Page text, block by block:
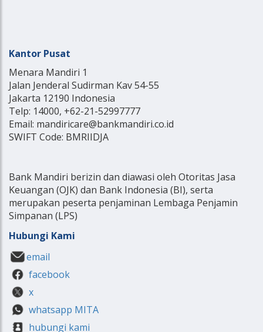
Kantor Pusat
Menara Mandiri 1
Jalan Jenderal Sudirman Kav 54-55
Jakarta 12190 Indonesia
Telp: 14000, +62-21-52997777
Email: mandiricare@bankmandiri.co.id
SWIFT Code: BMRIIDJA
Bank Mandiri berizin dan diawasi oleh Otoritas Jasa
Keuangan (OJK) dan Bank Indonesia (BI), serta
merupakan peserta penjaminan Lembaga Penjamin
Simpanan (LPS)
Hubungi Kami
email
facebook
x
whatsapp MITA
hubungi kami